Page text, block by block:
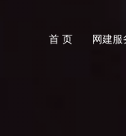
首 页 网建服